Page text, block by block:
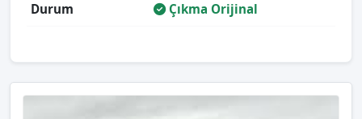
Durum Çıkma Orijinal